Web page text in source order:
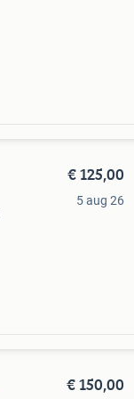
€ 125,00
5 aug 26
€ 150,00